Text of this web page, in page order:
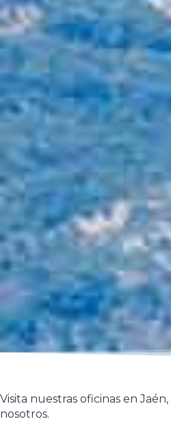
Visita nuestras oficinas en
nosotros.